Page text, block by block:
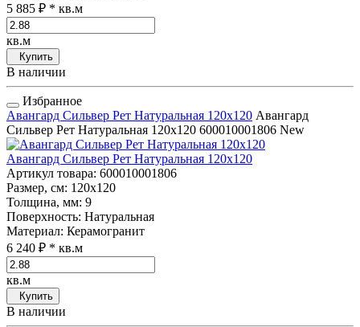
5 885 ₽ * кв.м
кв.м
Купить
В наличии
Избранное
Авангард Сильвер Рет Натуральная 120x120 Авангард
Сильвер Рет Натуральная 120x120 600010001806 New
Авангард Сильвер Рет Натуральная 120x120
Артикул товара: 600010001806
Размер, см: 120x120
Толщина, мм: 9
Поверхность: Натуральная
Материал: Керамогранит
6 240 ₽ * кв.м
кв.м
Купить
В наличии